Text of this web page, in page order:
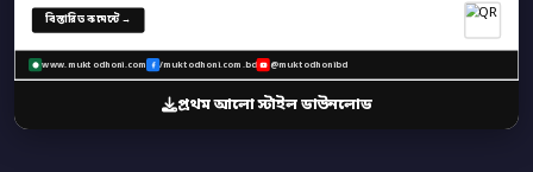
বিস্তারিত কমেন্টে →
www.muktodhoni.com /muktodhoni.com.bd @muktodhonibd
প্রথম আলো স্টাইল ডাউনলোড